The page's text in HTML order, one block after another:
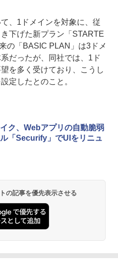
、1ドメインを対象に、従
下げた新プラン「STARTE
の「BASIC PLAN」は3ドメ
だったが、同社では、1ド
を多く受けており、こうし
定したとのこと。
ク、Webアプリの自動脆弱
「Securify」でUIをリニュ
の記事を優先表示させる